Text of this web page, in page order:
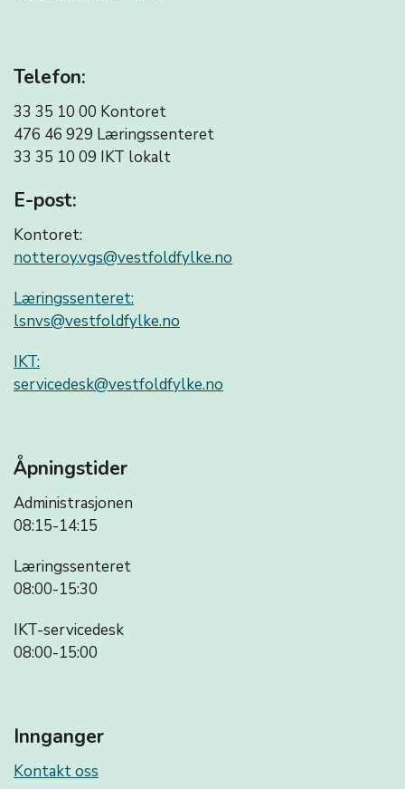
Telefon:
33 35 10 00 Kontoret
476 46 929 Læringssenteret
33 35 10 09 IKT lokalt
E-post:
Kontoret:
notteroy.vgs@vestfoldfylke.no
Læringssenteret:
lsnvs@vestfoldfylke.no
IKT:
servicedesk@vestfoldfylke.no
Åpningstider
Administrasjonen
08:15-14:15
Læringssenteret
08:00-15:30
IKT-servicedesk
08:00-15:00
Innganger
Kontakt oss